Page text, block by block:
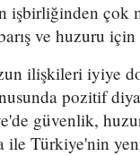
işbirliğinden çok
ve huzuru için
ilişkileri iyiye
pozitif
güvenlik,
ile Türkiye'nin